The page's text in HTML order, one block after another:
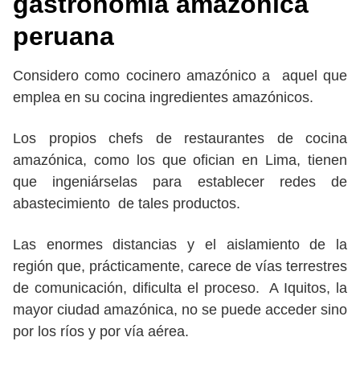
peruana
Considero como cocinero amazónico a aquel que
emplea en su cocina ingredientes amazónicos.
Los propios chefs de restaurantes de cocina
amazónica, como los que ofician en Lima, tienen
que ingeniárselas para establecer redes de
abastecimiento de tales productos.
Las enormes distancias y el aislamiento de la
región que, prácticamente, carece de vías terrestres
de comunicación, dificulta el proceso. A Iquitos, la
mayor ciudad amazónica, no se puede acceder sino
por los ríos y por vía aérea.